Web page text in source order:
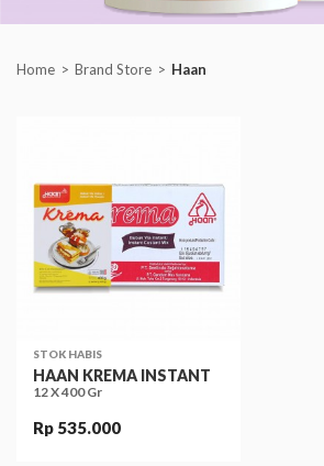
Home Brand Store Haan
STOK HABIS
HAAN KREMA INSTANT
12 X 400 Gr
Rp 535.000